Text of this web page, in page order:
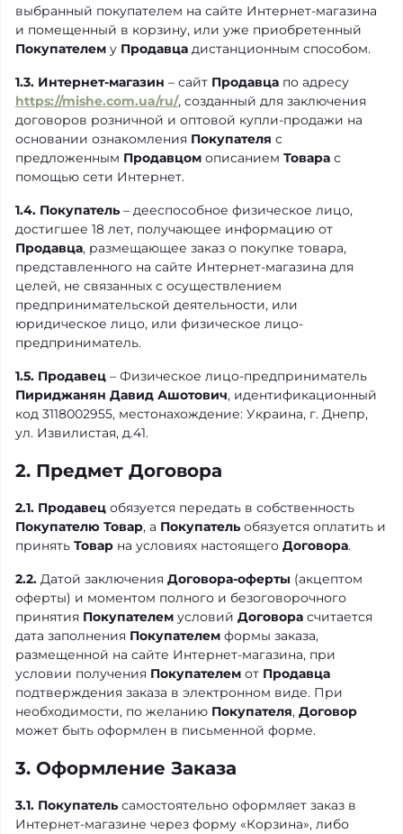
выбранный покупателем на сайте Интернет-магазина
и помещенный в корзину, или уже приобретенный
Покупателем у Продавца дистанционным способом.
1.3. Интернет-магазин – сайт Продавца по адресу
https://mishe.com.ua/ru/, созданный для заключения
договоров розничной и оптовой купли-продажи на
основании ознакомления Покупателя с
предложенным Продавцом описанием Товара с
помощью сети Интернет.
1.4. Покупатель– дееспособное физическое лицо,
достигшее 18 лет, получающее информацию от
Продавца, размещающее заказ о покупке товара,
представленного на сайте Интернет-магазина для
целей, не связанных с осуществлением
предпринимательской деятельности, или
юридическое лицо, или физическое лицо-
предприниматель.
1.5. Продавец – Физическое лицо-предприниматель
Пириджанян Давид Ашотович, идентификационный
код 3118002955, местонахождение: Украина, г. Днепр,
ул. Извилистая, д.41.
2. Предмет Договора
2.1. Продавец обязуется передать в собственность
Покупателю Товар, а Покупательобязуется оплатить и
принять Товар на условиях настоящего Договора.
2.2. Датой заключения Договора-оферты (акцептом
оферты) и моментом полного и безоговорочного
принятия Покупателем условий Договора считается
дата заполнения Покупателем формы заказа,
размещенной на сайте Интернет-магазина, при
условии получения Покупателем от Продавца
подтверждения заказа в электронном виде. При
необходимости, по желанию Покупателя, Договор
может быть оформлен в письменной форме.
3. Оформление Заказа
3.1. Покупательсамостоятельно оформляет заказ в
Интернет-магазине через форму «Корзина», либо